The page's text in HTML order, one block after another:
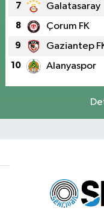
7 Galatasaray
8 Çorum FK
9 Gaziantep
10 Alanyaspor